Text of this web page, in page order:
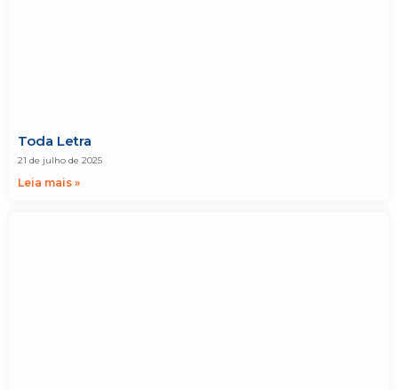
Toda Letra
21 de julho de 2025
Leia mais »